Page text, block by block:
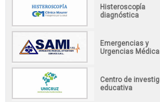
Histeroscopía
diagnóstica
Emergencias y
Urgencias
Centro de
educativa